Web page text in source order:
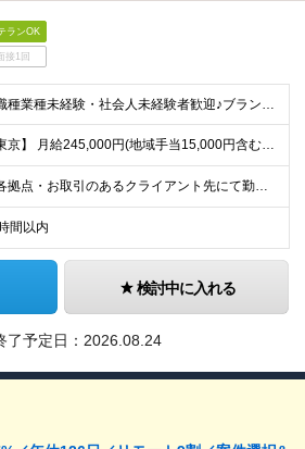
ランOK
接1回
★職種業種未経験・社会人未経験者歓迎♪ブランクありもOK！ ★定年制度なし！40代・50代・60代も活躍◎ ■学歴不問 ■要普免(AT限定可) └現在取得中(教習所に通っている場合)の方も一度ご相
【東京】 月給245,000円(地域手当15,000円含む)+通信手当(5,000円)+諸手当(該当した場合) 【その他の地域】 月給230,000円+通信手当(5,000円)+諸手当(該当した場合)
★各拠点・お取引のあるクライアント先にて勤務いただきます。 ★家賃補助あり※会社都合の引越しが発生した場合 ■拠点 名古屋本社／愛知県名古屋市中区上前津2-14-15 第一住建上前津ビル 6F 東京
間以内
検討中に入れる
了予定日： 2026.08.24